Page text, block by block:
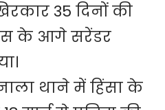
35 दिनों की
के आगे सरेंडर
थाने में हिंसा के